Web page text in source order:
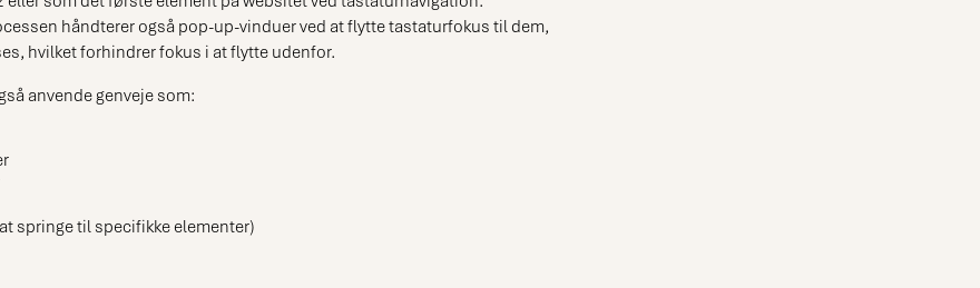
håndterer også pop-up-vinduer ved at flytte tastaturfokus til dem,
hvilket forhindrer fokus i at flytte udenfor.
anvende genveje som:
springe til specifikke elementer)